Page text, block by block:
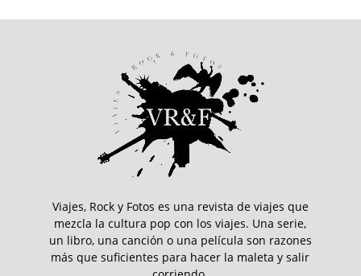
Viajes, Rock y Fotos es una revista de viajes que
mezcla la cultura pop con los viajes. Una serie,
un libro, una canción o una película son razones
más que suficientes para hacer la maleta y salir